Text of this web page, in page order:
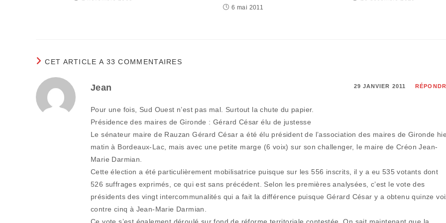
6 mai 2011
CET ARTICLE A 33 COMMENTAIRES
Jean 29 JANVIER 2011
Pour une fois, Sud Ouest n’est pas mal. Surtout la chute du papier.
Présidence des maires de Gironde : Gérard César élu de justesse
Le sénateur maire de Rauzan Gérard César a été élu président de l’association des maires de Gironde
matin à Bordeaux-Lac, mais avec une petite marge (6 voix) sur son challenger, le maire de Créon Jean-
Marie Darmian.
Cette élection a été particulièrement mobilisatrice puisque sur les 556 inscrits, il y a eu 535 votants dont
526 suffrages exprimés, ce qui est sans précédent. Selon les premières analysées, c’est le vote des
présidents des vingt intercommunalités qui a fait la différence puisque Gérard César y a obtenu quinze
contre cinq à Jean-Marie Darmian.